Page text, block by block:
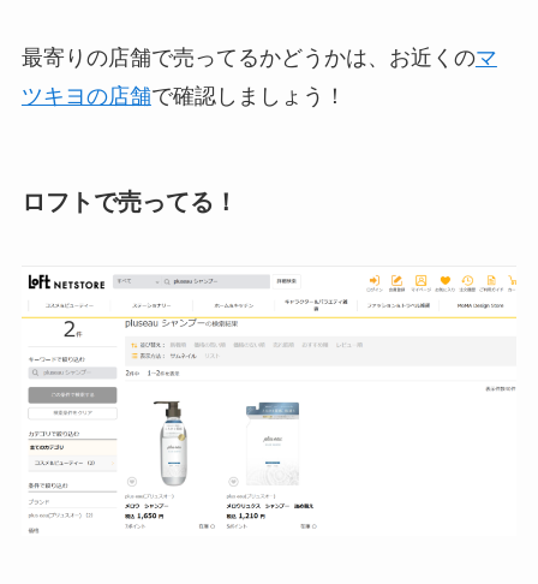
最寄りの店舗で売ってるかどうかは、お近くのマ
ツキヨの店舗で確認しましょう！
ロフトで売ってる！